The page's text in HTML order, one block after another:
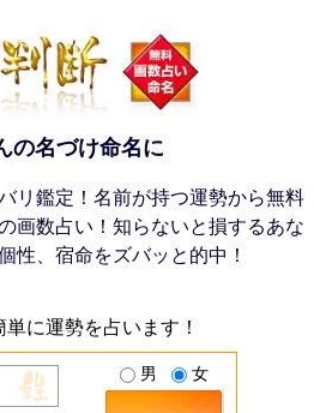
の名づけ命名に
リ鑑定！名前が持つ運勢から無料
画数占い！知らないと損するあな
性、宿命をズバッと的中！
に運勢を占います！
男 女